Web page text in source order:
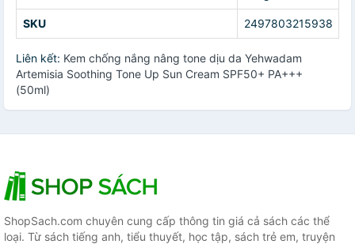
SKU 2497803215938
Liên kết: Kem chống nắng nâng tone dịu da Yehwadam
Artemisia Soothing Tone Up Sun Cream SPF50+ PA+++
(50ml)
ShopSach.com chuyên cung cấp thông tin giá cả sách các thể
loại. Từ sách tiếng anh, tiểu thuyết, học tập, sách trẻ em, truyện